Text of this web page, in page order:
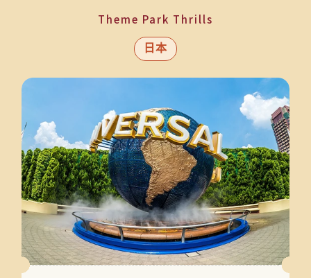
Theme Park Thrills
日本